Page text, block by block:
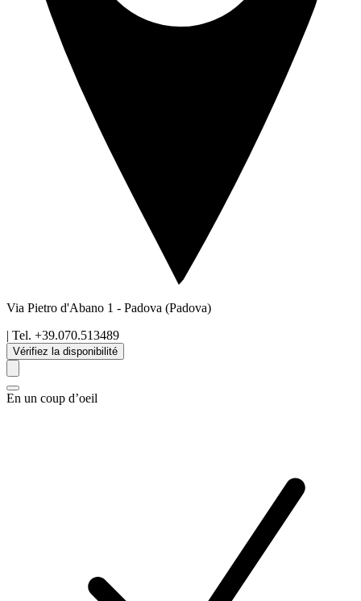
Via Pietro d'Abano 1 - Padova (Padova)
| Tel. +39.070.513489
Vérifiez la disponibilité
En un coup d’oeil